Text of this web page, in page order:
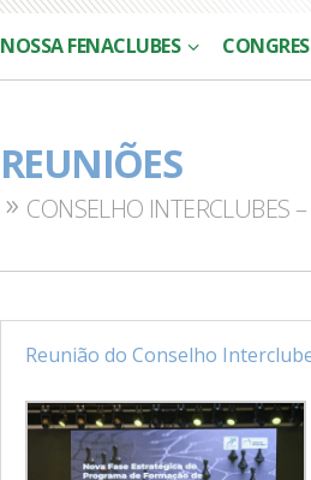
NOSSA FENACLUBES
REUNIÕES
CONSELHO INTERCLUBES –
Reunião do Conselho